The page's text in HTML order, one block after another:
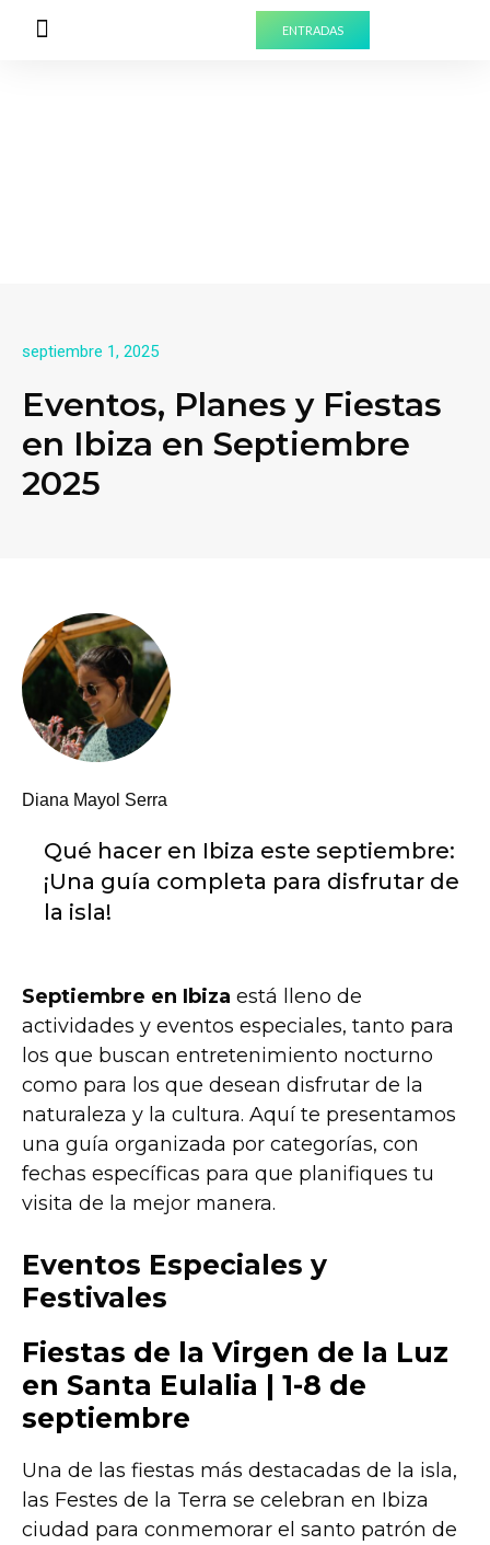
ENTRADAS
septiembre 1, 2025
Eventos, Planes y Fiestas
en Ibiza en Septiembre
2025
Diana Mayol Serra
Qué hacer en Ibiza este septiembre:
¡Una guía completa para disfrutar de
la isla!
Septiembre en Ibiza está lleno de
actividades y eventos especiales, tanto para
los que buscan entretenimiento nocturno
como para los que desean disfrutar de la
naturaleza y la cultura. Aquí te presentamos
una guía organizada por categorías, con
fechas específicas para que planifiques tu
visita de la mejor manera.
Eventos Especiales y
Festivales
Fiestas de la Virgen de la Luz
en Santa Eulalia | 1-8 de
septiembre
Una de las fiestas más destacadas de la isla,
las Festes de la Terra se celebran en Ibiza
ciudad para conmemorar el santo patrón de